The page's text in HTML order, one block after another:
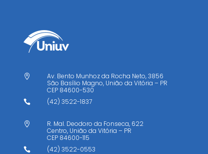

Av. Bento Munhoz da Rocha Neto, 3856
São Basílio Magno, União da Vitória – PR
CEP 84600-530
 (42) 3522-1837

R. Mal. Deodoro da Fonseca, 622
Centro, União da Vitória – PR
CEP 84600-115
 (42) 3522-0553